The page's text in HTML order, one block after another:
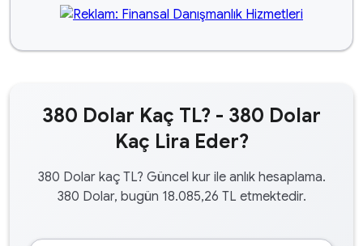
380 Dolar Kaç TL? - 380 Dolar
Kaç Lira Eder?
380 Dolar kaç TL? Güncel kur ile anlık hesaplama.
380 Dolar, bugün 18.085,26 TL etmektedir.